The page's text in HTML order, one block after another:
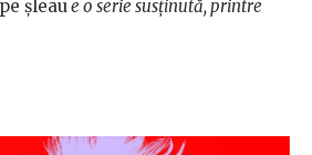
șleaue o serie susținută, printre